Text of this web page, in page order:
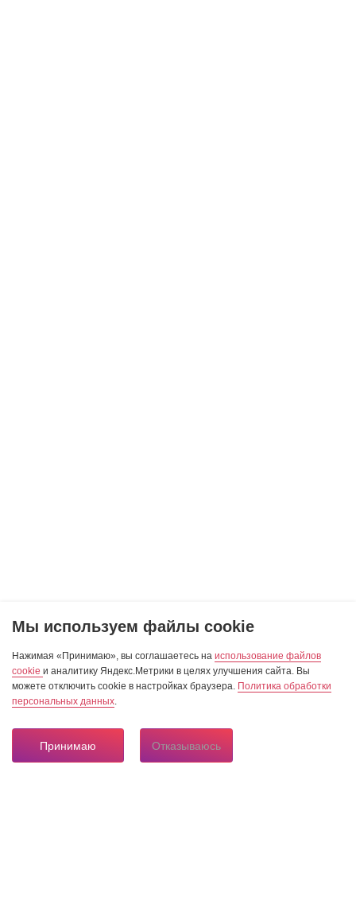
Мы используем файлы cookie
Нажимая «Принимаю», вы соглашаетесь на использование файлов
cookie и аналитику Яндекс.Метрики в целях улучшения сайта. Вы
можете отключить cookie в настройках браузера. Политика обработки
персональных данных.
Принимаю Отказываюсь